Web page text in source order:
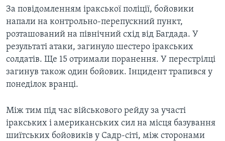
до
Пошуку
ВІЙНА - ЦЕ ОСОБИСТЕ
УКРАЇНЦІ У СВІТІ
НАУКА
ЗДОРОВ'Я
КУЛЬТУРА
ІСТОРІЇ УСПІХУ УКРАЇНЦІВ
УКРАЇНЦІ В АМЕРИЦІ
УКРАЇНА
ІНТЕРВ'Ю
БОРОТЬБА З ДЕЗІНФОРМАЦІЄЮ
ВІДЕО
ТЕЛЕПРОГРАМИ
ЧАС-TIME
ENGLISH
За повідомленням іракської поліції, бойовики
напали на контрольно-перепускний пункт,
розташований на північний схід від Багдада. У
результаті атаки, загинуло шестеро іракських
солдатів. Ще 15 отримали поранення. У перестрілці
загинув також один бойовик. Інцидент трапився у
понеділок вранці.
Між тим під час військового рейду за участі
іракських і американських сил на місця базування
шиїтських бойовиків у Садр-сіті, між сторонами